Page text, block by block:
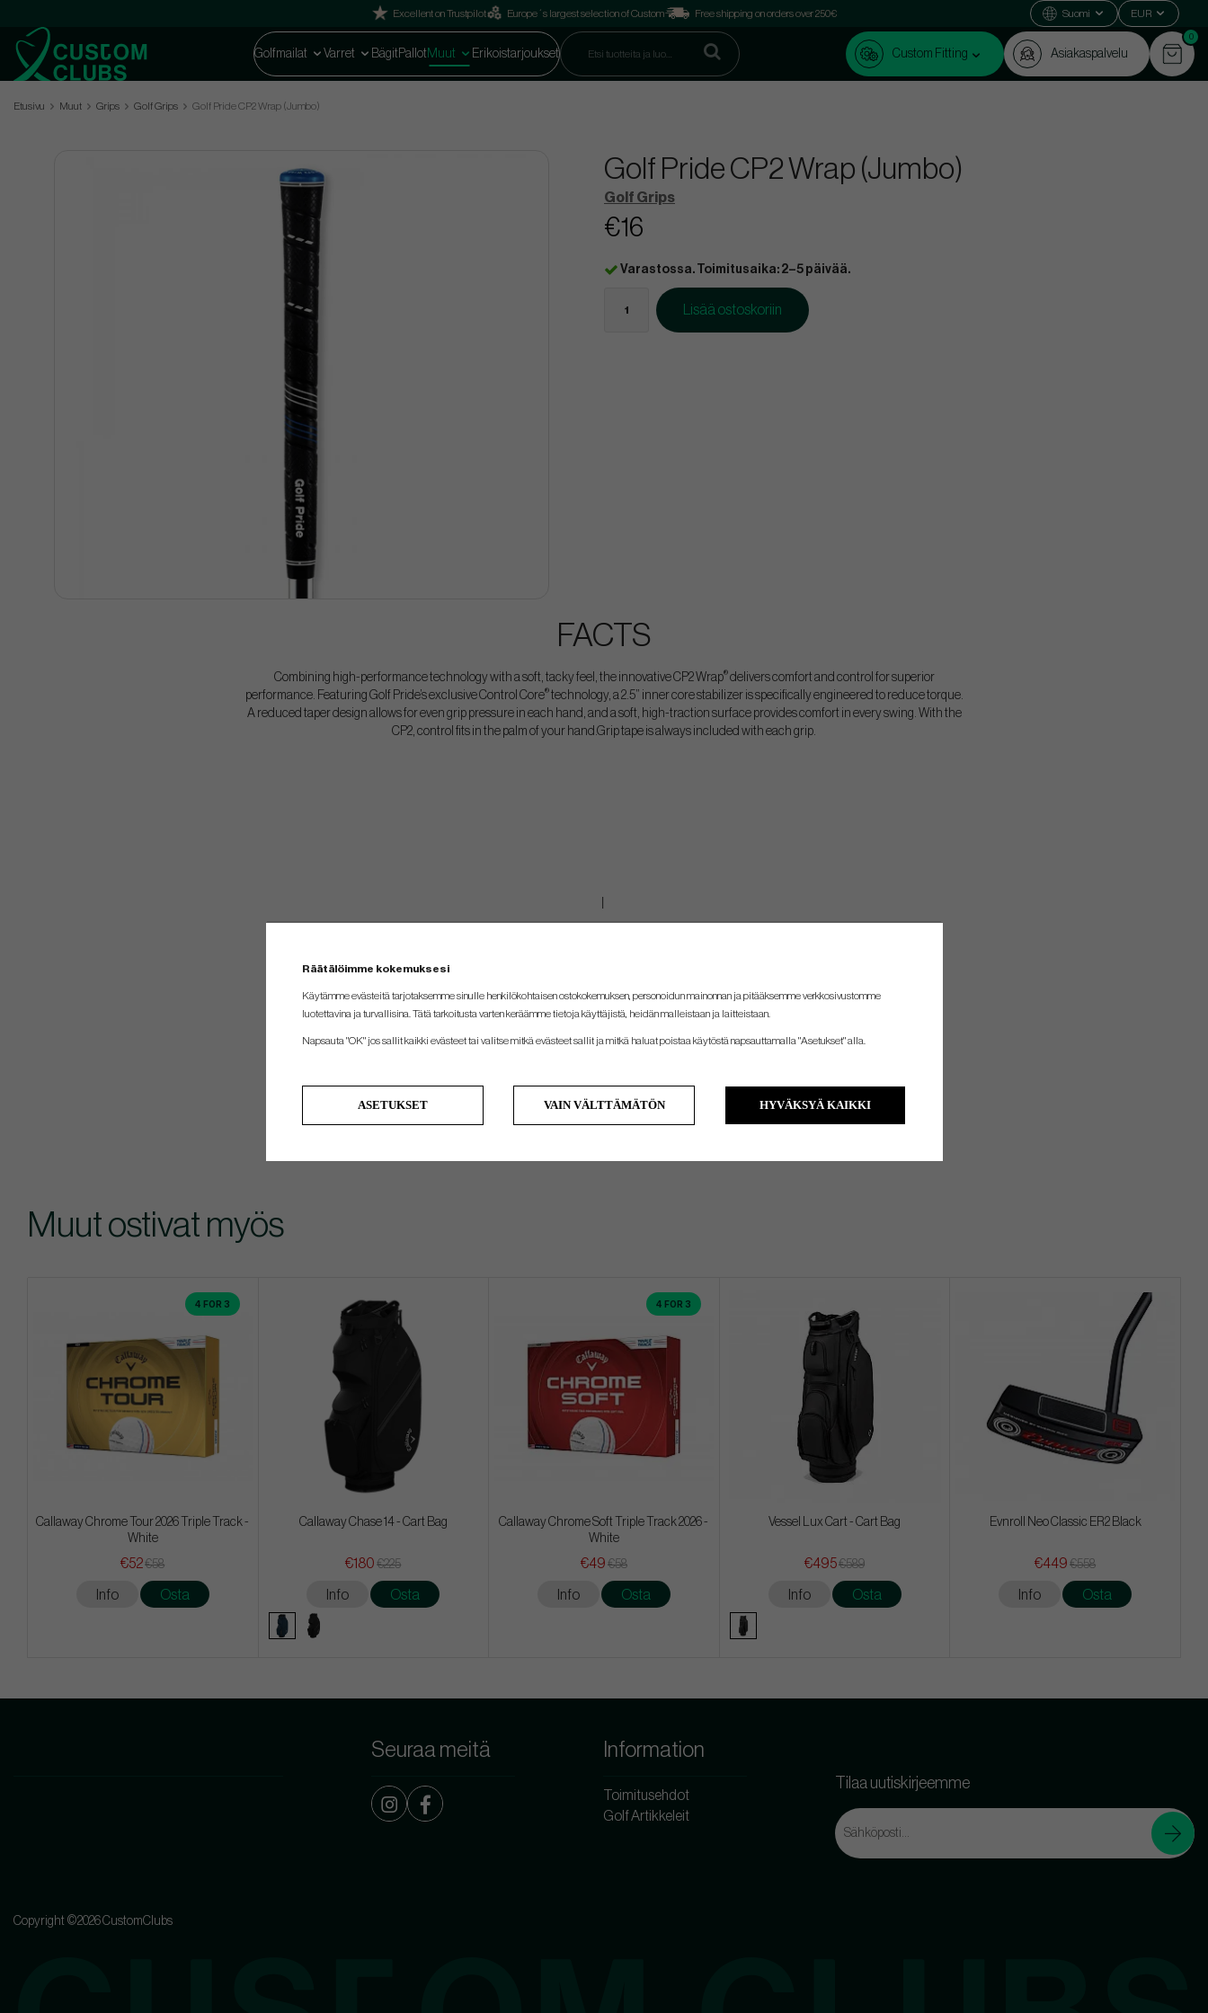
Excellent on Trustpilot Europe´s largest selection of Custom Free shipping on orders over 250€ Suomi EUR
Golfmailat Varret Bägit Pallot Muut Erikoistarjoukset Custom Fitting Asiakaspalvelu
0
Etusivu Muut Grips Golf Grips Golf Pride CP2 Wrap (Jumbo)
Golf Pride CP2 Wrap (Jumbo)
Golf Grips
€16
Varastossa. Toimitusaika: 2–5 päivää.
Lisää ostoskoriin
FACTS
Combining high-performance technology with a soft, tacky feel, the innovative CP2 Wrap®delivers comfort and control for superior
performance. Featuring Golf Pride’s exclusive Control Core®technology, a 2.5” inner core stabilizer is specifically engineered to reduce torque.
A reduced taper design allows for even grip pressure in each hand, and a soft, high-traction surface provides comfort in every swing. With the
CP2, control fits in the palm of your hand.Grip tape is always included with each grip.
Muut ostivat myös
4 FOR 3
Callaway Chrome Tour 2026 Triple Track -
White
€52€58
Info Osta
Callaway Chase 14 - Cart Bag
€180 €225
Info Osta
4 FOR 3
Callaway Chrome Soft Triple Track 2026 -
White
€49 €58
Info Osta
Vessel Lux Cart - Cart Bag
€495€589
Info Osta
Evnroll Neo Classic ER2 Black
€449 €558
Info Osta
Seuraa meitä Information
Toimitusehdot
Golf Artikkeleit
Tilaa uutiskirjeemme
Copyright ©2026 CustomClubs
Räätälöimme kokemuksesi
Käytämme evästeitä tarjotaksemme sinulle henkilökohtaisen ostokokemuksen, personoidun mainonnan ja pitääksemme verkkosivustomme
luotettavina ja turvallisina. Tätä tarkoitusta varten keräämme tietoja käyttäjistä, heidän malleistaan ​​ja laitteistaan.
Napsauta "OK" jos sallit kaikki evästeet tai valitse mitkä evästeet sallit ja mitkä haluat poistaa käytöstä napsauttamalla "Asetukset" alla.
ASETUKSET VAIN VÄLTTÄMÄTÖN HYVÄKSYÄ KAIKKI